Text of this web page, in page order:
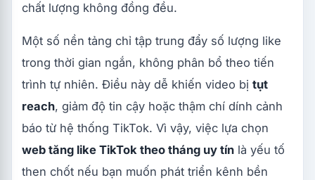
chất lượng không đồng đều.
Một số nền tảng chỉ tập trung đẩy số lượng like
trong thời gian ngắn, không phân bổ theo tiến
trình tự nhiên. Điều này dễ khiến video bị tụt
reach, giảm độ tin cậy hoặc thậm chí dính cảnh
báo từ hệ thống TikTok. Vì vậy, việc lựa chọn
web tăng like TikTok theo tháng uy tín là yếu tố
then chốt nếu bạn muốn phát triển kênh bền